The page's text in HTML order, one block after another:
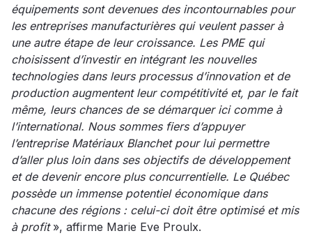
équipements sont devenues des incontournables pour
les entreprises manufacturières qui veulent passer à
une autre étape de leur croissance. Les PME qui
choisissent d’investir en intégrant les nouvelles
technologies dans leurs processus d’innovation et de
production augmentent leur compétitivité et, par le fait
même, leurs chances de se démarquer ici comme à
l’international. Nous sommes fiers d’appuyer
l’entreprise Matériaux Blanchet pour lui permettre
d’aller plus loin dans ses objectifs de développement
et de devenir encore plus concurrentielle. Le Québec
possède un immense potentiel économique dans
chacune des régions : celui-ci doit être optimisé et mis
à profit», affirme Marie Eve Proulx.